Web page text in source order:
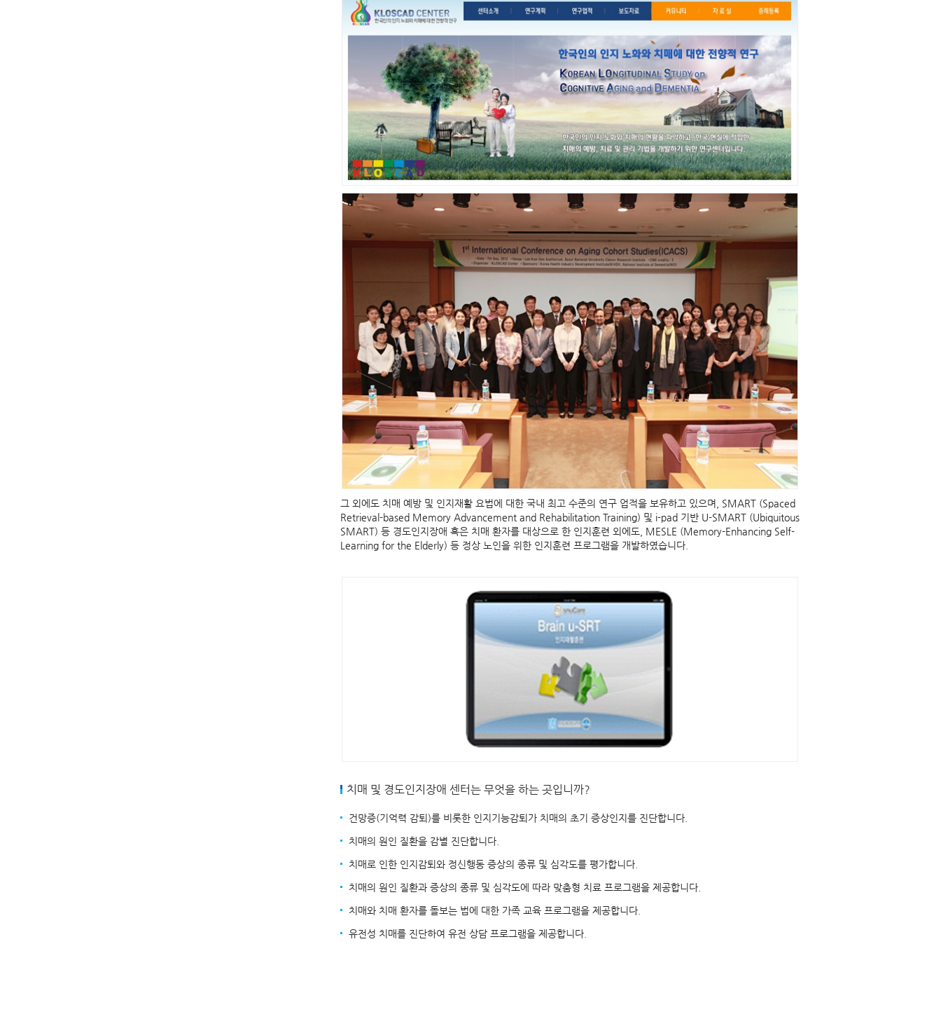
그 외에도 치매 예방 및 인지재활 요법에 대한 국내 최고 수준의 연구 업적을 보유하고 있으며, SMART (Spaced
Retrieval-based Memory Advancement and Rehabilitation Training) 및 i-pad 기반 U-SMART (Ubiquitous
SMART) 등 경도인지장애 혹은 치매 환자를 대상으로 한 인지훈련 외에도, MESLE (Memory-Enhancing Self-
Learning for the Elderly) 등 정상 노인을 위한 인지훈련 프로그램을 개발하였습니다.
치매 및 경도인지장애 센터는 무엇을 하는 곳입니까?
건망증(기억력 감퇴)를 비롯한 인지기능감퇴가 치매의 초기 증상인지를 진단합니다.
치매의 원인 질환을 감별 진단합니다.
치매로 인한 인지감퇴와 정신행동 증상의 종류 및 심각도를 평가합니다.
치매의 원인 질환과 증상의 종류 및 심각도에 따라 맞춤형 치료 프로그램을 제공합니다.
치매와 치매 환자를 돌보는 법에 대한 가족 교육 프로그램을 제공합니다.
유전성 치매를 진단하여 유전 상담 프로그램을 제공합니다.